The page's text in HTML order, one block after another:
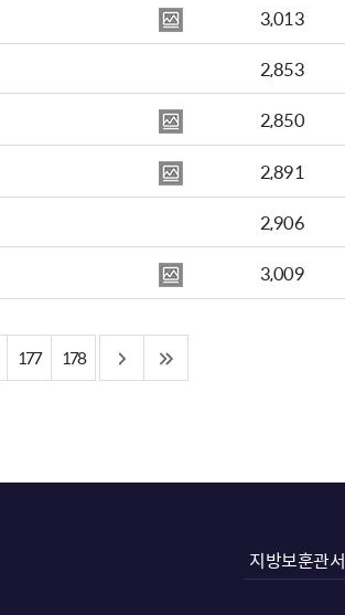
3,013
2,853
2,850
2,891
2,906
3,009
177 178
지방보훈관